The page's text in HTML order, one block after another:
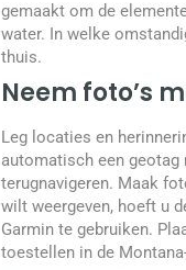
gemaakt om de
water. In welke
thuis.
Neem foto’s
Leg locaties en
automatisch een
terugnavigeren. Maak
wilt weergeven, hoeft u
Garmin te gebruiken.
toestellen in de